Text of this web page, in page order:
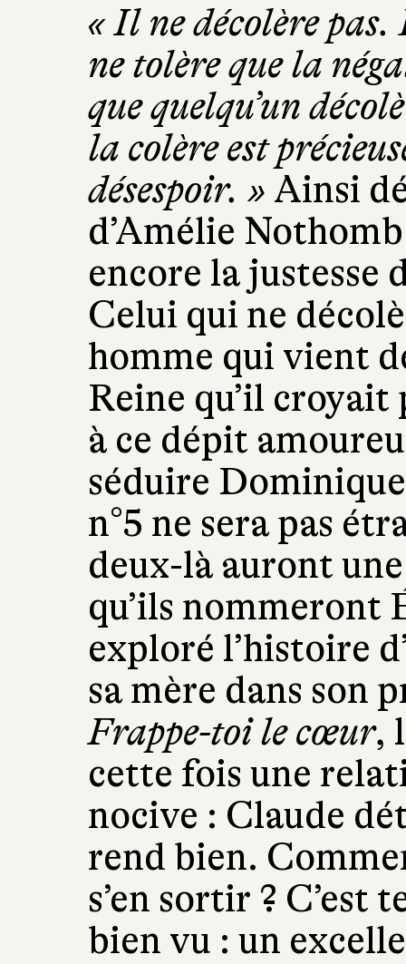
« Il ne décolère pas.
ne tolère que la
que quelqu’un
la colère est
désespoir. » Ainsi
d’Amélie
encore la justesse
Celui qui ne
homme qui vient
Reine qu’il
à ce dépit
séduire
n°5 ne sera pas
deux-là auront
qu’ils nommeront
exploré l’histoire
sa mère dans son
Frappe-toi le cœur,
cette fois une
nocive : Claude
rend bien.
s’en sortir ?
bien vu : un